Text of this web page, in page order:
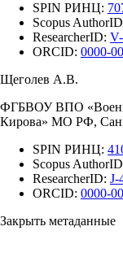
SPIN РИНЦ:
Scopus
ResearcherID:
ORCID: 0000-
Щеголев А.В.
ФГБВОУ ВПО
Кирова» МО РФ,
SPIN РИНЦ:
Scopus
ResearcherID: J-
ORCID: 0000-
Закрыть метаданные